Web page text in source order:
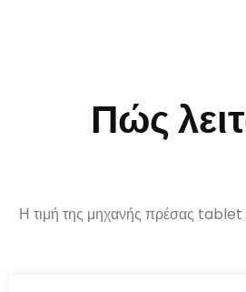
Πώς
Η τιμή της μηχανής πρέσας tablet